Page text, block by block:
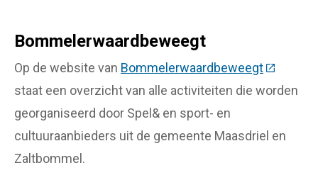
Bommelerwaardbeweegt
Op de website van Bommelerwaardbeweegt(Deze
staat een overzicht van alle activiteiten die worden
georganiseerd door Spel& en sport- en
cultuuraanbieders uit de gemeente Maasdriel en
Zaltbommel.